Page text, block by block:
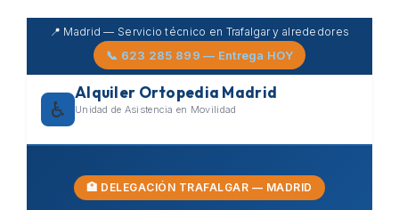
Skip
content
📍 Madrid — Servicio técnico en Trafalgar y alrededores
📞 623 285 899 — Entrega HOY
♿
Alquiler Ortopedia Madrid
Unidad de Asistencia en Movilidad
🏥 DELEGACIÓN TRAFALGAR — MADRID